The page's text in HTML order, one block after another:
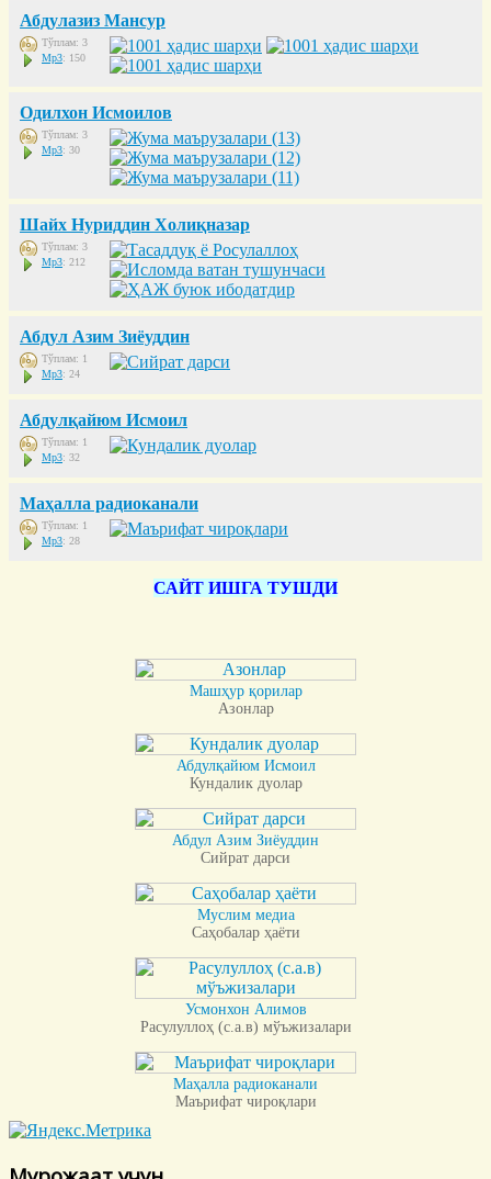
Абдулазиз Мансур
Тўплам: 3
Mp3: 150
Одилхон Исмоилов
Тўплам: 3
Mp3: 30
Шайх Нуриддин Холиқназар
Тўплам: 3
Mp3: 212
Абдул Азим Зиёуддин
Тўплам: 1
Mp3: 24
Абдулқайюм Исмоил
Тўплам: 1
Mp3: 32
Маҳалла радиоканали
Тўплам: 1
Mp3: 28
САЙТ ИШГА ТУШДИ
Машҳур қорилар
Азонлар
Абдулқайюм Исмоил
Кундалик дуолар
Абдул Азим Зиёуддин
Сийрат дарси
Муслим медиа
Саҳобалар ҳаёти
Усмонхон Алимов
Расулуллоҳ (с.а.в) мўъжизалари
Маҳалла радиоканали
Маърифат чироқлари